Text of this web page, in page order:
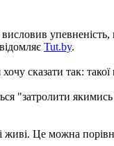
Tut.by.
сказати так:
"затролити
Це можна